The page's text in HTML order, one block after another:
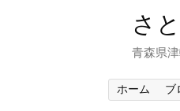
さ
青森県
ホーム ブ